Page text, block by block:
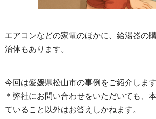
エアコンなどの家電のほかに、給湯器の
治体もあります。
今回は愛媛県松山市の事例をご紹介します
＊弊社にお問い合わせをいただいても、
ていること以外はお答えしかねます。